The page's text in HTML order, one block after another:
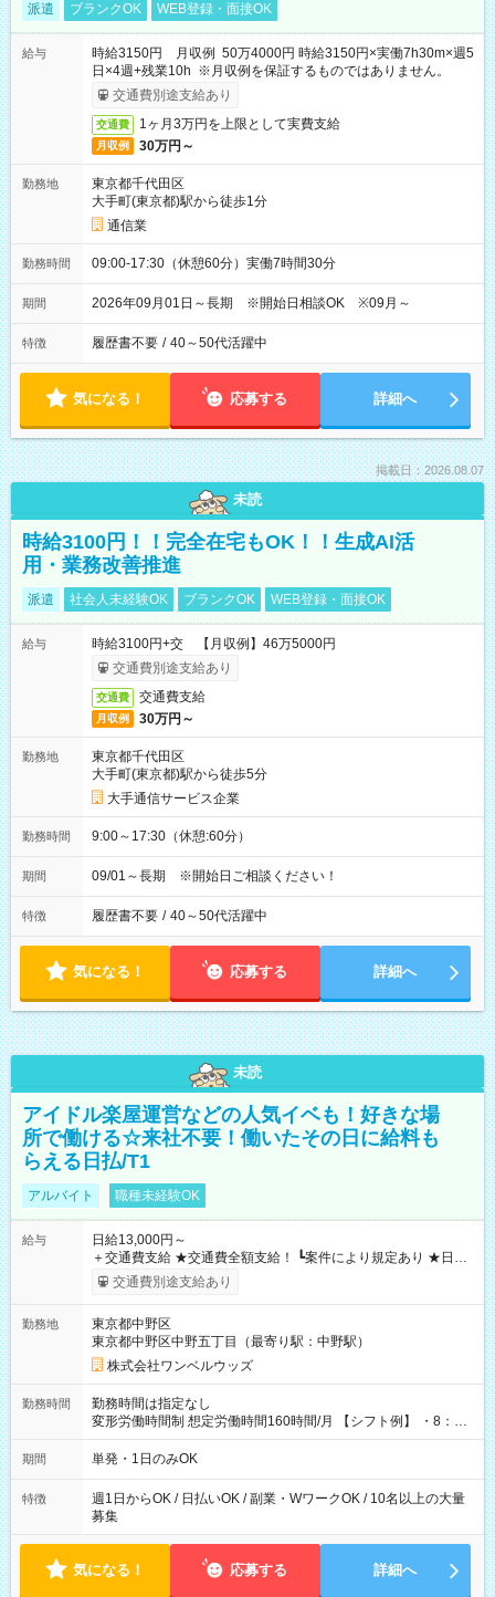
派遣 ブランクOK WEB登録・面接OK
給与
時給3150円 月収例 50万4000円 時給3150円×実働7h30m×週5
日×4週+残業10h ※月収例を保証するものではありません。
交通費別途支給あり
交通費 1ヶ月3万円を上限として実費支給
月収例 30万円～
勤務地
東京都千代田区
大手町(東京都)駅から徒歩1分
通信業
勤務時間 09:00-17:30（休憩60分）実働7時間30分
期間 2026年09月01日～長期 ※開始日相談OK ※09月～
特徴 履歴書不要 / 40～50代活躍中
気になる！ 応募する 詳細へ
掲載日：2026.08.07
未読
時給3100円！！完全在宅もOK！！生成AI活
用・業務改善推進
派遣 社会人未経験OK ブランクOK WEB登録・面接OK
給与
時給3100円+交 【月収例】46万5000円
交通費別途支給あり
交通費 交通費支給
月収例 30万円～
勤務地
東京都千代田区
大手町(東京都)駅から徒歩5分
大手通信サービス企業
勤務時間 9:00～17:30（休憩:60分）
期間 09/01～長期 ※開始日ご相談ください！
特徴 履歴書不要 / 40～50代活躍中
気になる！ 応募する 詳細へ
未読
アイドル楽屋運営などの人気イベも！好きな場
所で働ける☆来社不要！働いたその日に給料も
らえる日払/T1
アルバイト 職種未経験OK
給与
日給13,000円～
＋交通費支給 ★交通費全額支給！ ┗案件により規定あり ★日払
いOK！（規定あり） ┗働いたその日に現金GET♪ お仕事後はコ
ンビニATMから 日払い分を引き落とせます！ 【試用期間】試
交通費別途支給あり
勤務地
東京都中野区
東京都中野区中野五丁目（最寄り駅：中野駅）
株式会社ワンベルウッズ
勤務時間
勤務時間は指定なし
変形労働時間制 想定労働時間160時間/月 【シフト例】 ・8：00
～21：00
期間 単発・1日のみOK
特徴
週1日からOK / 日払いOK / 副業・WワークOK / 10名以上の大量
募集
気になる！ 応募する 詳細へ